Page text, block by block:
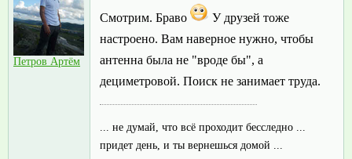
Петров Артём
Смотрим. Браво
У друзей тоже
настроено. Вам наверное нужно, чтобы
антенна была не "вроде бы", а
дециметровой. Поиск не занимает труда.
... не думай, что всё проходит бесследно ...
придет день, и ты вернешься домой ...